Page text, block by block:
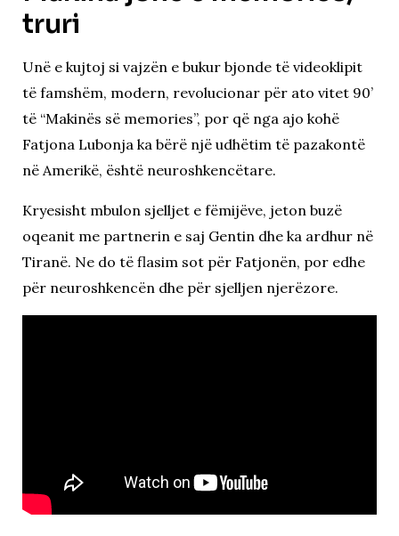
truri
Unë e kujtoj si vajzën e bukur bjonde të videoklipit
të famshëm, modern, revolucionar për ato vitet 90’
të “Makinës së memories”, por që nga ajo kohë
Fatjona Lubonja ka bërë një udhëtim të pazakontë
në Amerikë, është neuroshkencëtare.
Kryesisht mbulon sjelljet e fëmijëve, jeton buzë
oqeanit me partnerin e saj Gentin dhe ka ardhur në
Tiranë. Ne do të flasim sot për Fatjonën, por edhe
për neuroshkencën dhe për sjelljen njerëzore.